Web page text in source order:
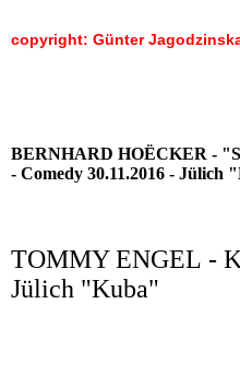
copyright: Günter
BERNHARD HOËCKER -
- Comedy 30.11.2016 - Jülich
TOMMY ENGEL -
Jülich "Kuba"